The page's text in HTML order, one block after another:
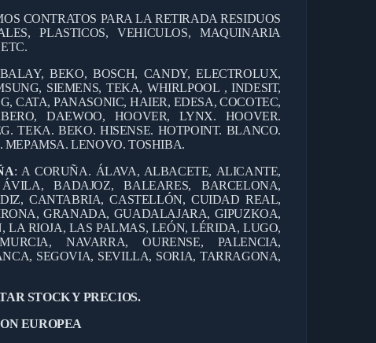
CONTRATOS PARA LA RETIRADA RESIDUOS
PLASTICOS, VEHICULOS, MAQUINARIA
BEKO, BOSCH, CANDY, ELECTROLUX,
SIEMENS, TEKA, WHIRLPOOL , INDESIT,
CATA, PANASONIC, HAIER, EDESA, COCOTEC,
DAEWOO, HOOVER, LYNX. HOOVER.
TEKA. BEKO. HISENSE. HOTPOINT. BLANCO.
MEPAMSA. LENOVO. TOSHIBA.
: A CORUÑA. ÁLAVA, ALBACETE, ALICANTE,
BADAJOZ, BALEARES, BARCELONA,
CANTABRIA, CASTELLÓN, CUIDAD REAL,
GRANADA, GUADALAJARA, GIPUZKOA,
LA RIOJA, LAS PALMAS, LEÓN, LÉRIDA, LUGO,
NAVARRA, OURENSE, PALENCIA,
SEGOVIA, SEVILLA, SORIA, TARRAGONA,
STOCK Y PRECIOS.
EUROPEA